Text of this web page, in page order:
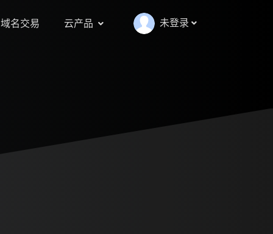
域名交易 云产品 未登录